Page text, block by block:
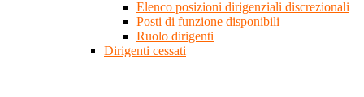
Elenco posizioni dirigenziali discrezionali
Posti di funzione disponibili
Ruolo dirigenti
Dirigenti cessati